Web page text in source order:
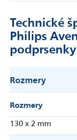
Technické
Philips
Rozmery
Rozmery
130 x 2 mm